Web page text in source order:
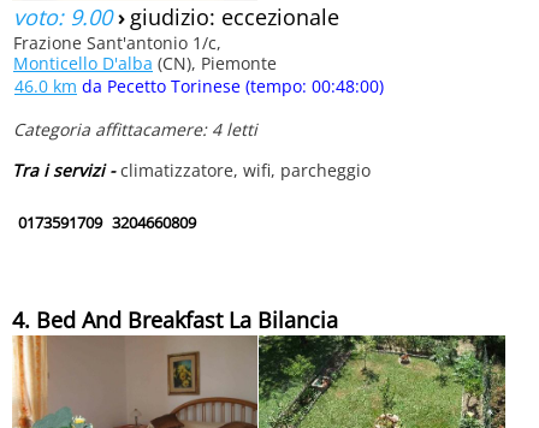
voto: 9.00› giudizio: eccezionale
Frazione Sant'antonio 1/c,
Monticello D'alba (CN), Piemonte
46.0 km da Pecetto Torinese (tempo: 00:48:00)
Categoria affittacamere: 4 letti
Tra i servizi -climatizzatore, wifi, parcheggio
0173591709 3204660809
4. Bed And Breakfast La Bilancia